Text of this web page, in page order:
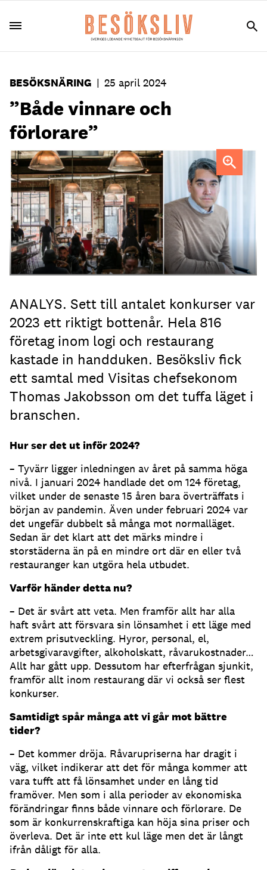
BESÖKSNÄRING | 25 april 2024
”Både vinnare och
förlorare”
Foto: Unsplash samt pressbild Visita Thomas Jakobsson
ANALYS. Sett till antalet konkurser var
2023 ett riktigt bottenår. Hela 816
företag inom logi och restaurang
kastade in handduken. Besöksliv fick
ett samtal med Visitas chefsekonom
Thomas Jakobsson om det tuffa läget i
branschen.
Hur ser det ut inför 2024?
– Tyvärr ligger inledningen av året på samma höga
nivå. I januari 2024 handlade det om 124 företag,
vilket under de senaste 15 åren bara överträffats i
början av pandemin. Även under februari 2024 var
det ungefär dubbelt så många mot normalläget.
Sedan är det klart att det märks mindre i
storstäderna än på en mindre ort där en eller två
restauranger kan utgöra hela utbudet.
Varför händer detta nu?
– Det är svårt att veta. Men framför allt har alla
haft svårt att försvara sin lönsamhet i ett läge med
extrem prisutveckling. Hyror, personal, el,
arbetsgivaravgifter, alkoholskatt, råvarukostnader…
Allt har gått upp. Dessutom har efterfrågan sjunkit,
framför allt inom restaurang där vi också ser flest
konkurser.
Samtidigt spår många att vi går mot bättre
tider?
– Det kommer dröja. Råvarupriserna har dragit i
väg, vilket indikerar att det för många kommer att
vara tufft att få lönsamhet under en lång tid
framöver. Men som i alla perioder av ekonomiska
förändringar finns både vinnare och förlorare. De
som är konkurrenskraftiga kan höja sina priser och
överleva. Det är inte ett kul läge men det är långt
ifrån dåligt för alla.